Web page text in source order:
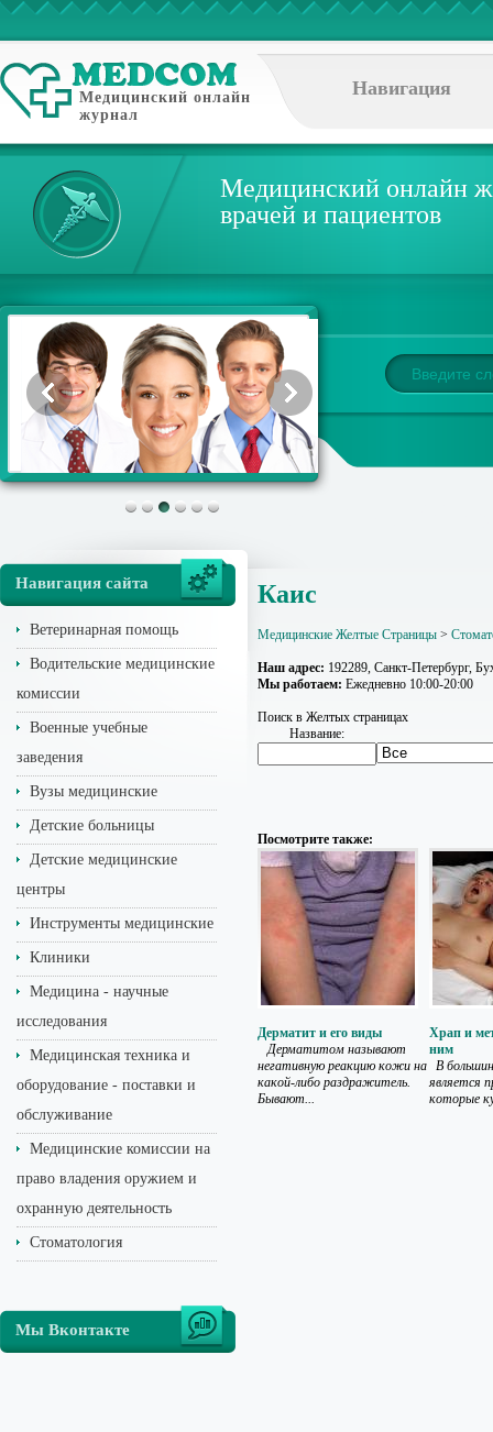
Медицинский онлайн
журнал
Навигация
Медицинский онлайн
врачей и пациентов
Навигация сайта
Ветеринарная помощь
Водительские медицинские
комиссии
Военные учебные
заведения
Вузы медицинские
Детские больницы
Детские медицинские
центры
Инструменты медицинские
Клиники
Медицина - научные
исследования
Медицинская техника и
оборудование - поставки и
обслуживание
Медицинские комиссии на
право владения оружием и
охранную деятельность
Стоматология
Мы Вконтакте
Каис
Медицинские Желтые Страницы >
Наш адрес: 192289, Санкт-Петербург,
Мы работаем: Ежедневно 10:00-20:00
Поиск в Желтых страницах
Название:
Посмотрите также:
Дерматит и его виды
Дерматитом называют
негативную реакцию кожи на
какой-либо раздражитель.
Бывают...
Храп и
ним
В
является
которые